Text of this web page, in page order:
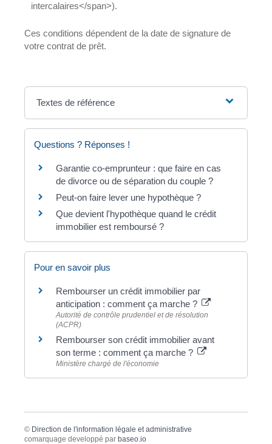
intercalaires</span>).
Ces conditions dépendent de la date de signature de
votre contrat de prêt.
Textes de référence
Questions ? Réponses !
Garantie co-emprunteur : que faire en cas
de divorce ou de séparation du couple ?
Peut-on faire lever une hypothèque ?
Que devient l'hypothèque quand le crédit
immobilier est remboursé ?
Pour en savoir plus
Rembourser un crédit immobilier par
anticipation : comment ça marche ?
Autorité de contrôle prudentiel et de résolution
(ACPR)
Rembourser son crédit immobilier avant
son terme : comment ça marche ?
Ministère chargé de l'économie
© Direction de l'information légale et administrative
comarquage developpé par baseo.io